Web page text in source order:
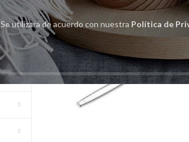
Se utilizará de acuerdo con nuestra Política de